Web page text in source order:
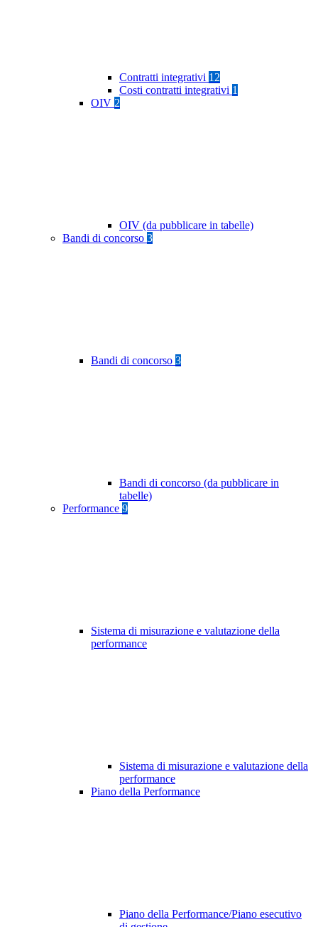
Contratti integrativi 12
Costi contratti integrativi 1
OIV 2
OIV (da pubblicare in tabelle)
Bandi di concorso 3
Bandi di concorso 3
Bandi di concorso (da pubblicare in
tabelle)
Performance 9
Sistema di misurazione e valutazione della
performance
Sistema di misurazione e valutazione della
performance
Piano della Performance
Piano della Performance/Piano esecutivo